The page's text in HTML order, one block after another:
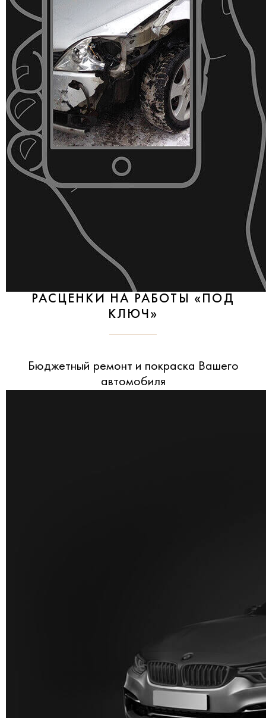
РАСЦЕНКИ НА РАБОТЫ «ПОД
КЛЮЧ»
Бюджетный ремонт и покраска Вашего
автомобиля